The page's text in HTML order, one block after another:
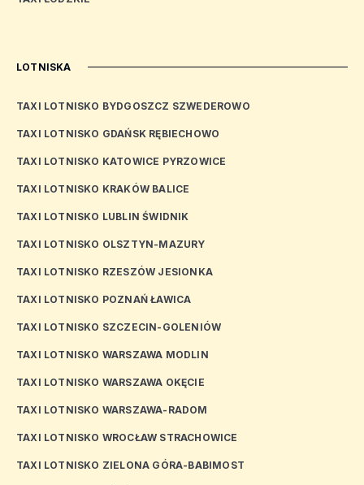
LOTNISKA
TAXI LOTNISKO BYDGOSZCZ SZWEDEROWO
TAXI LOTNISKO GDAŃSK RĘBIECHOWO
TAXI LOTNISKO KATOWICE PYRZOWICE
TAXI LOTNISKO KRAKÓW BALICE
TAXI LOTNISKO LUBLIN ŚWIDNIK
TAXI LOTNISKO OLSZTYN-MAZURY
TAXI LOTNISKO RZESZÓW JESIONKA
TAXI LOTNISKO POZNAŃ ŁAWICA
TAXI LOTNISKO SZCZECIN-GOLENIÓW
TAXI LOTNISKO WARSZAWA MODLIN
TAXI LOTNISKO WARSZAWA OKĘCIE
TAXI LOTNISKO WARSZAWA-RADOM
TAXI LOTNISKO WROCŁAW STRACHOWICE
TAXI LOTNISKO ZIELONA GÓRA-BABIMOST